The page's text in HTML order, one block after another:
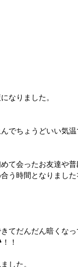
なりました。
でちょうどいい気
て会ったお友達や
う時間となりました
てだんだん暗くな
！
した。